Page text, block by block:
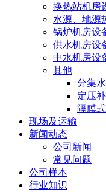
换热站机房
水源、地源
锅炉机房设
供水机房设
中水机房设
其他
分集
定压
隔膜
现场及运输
新闻动态
公司新闻
常见问题
公司样本
行业知识